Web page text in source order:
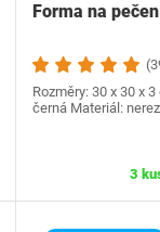
Forma na
Rozměry: 30 x 30 x
černá Materiál:
3